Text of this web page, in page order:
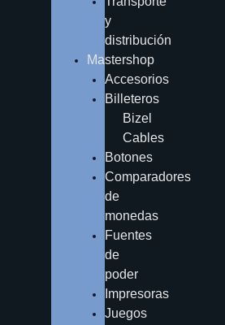
y
distribución
Mastershop
Accesorios
Billeteros
Bizel
Cables
Botones
Comparadores
de
monedas
Fuentes
de
poder
Impresoras
Juegos